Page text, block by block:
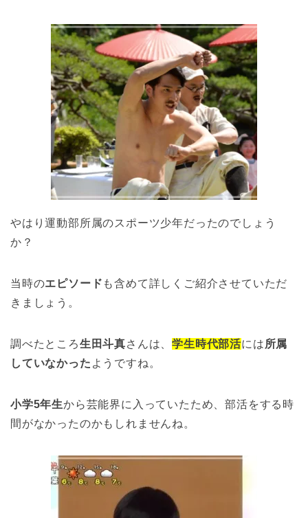
やはり運動部所属のスポーツ少年だったのでしょう
か？
当時のエピソード も含めて詳しくご紹介させていただ
きましょう。
調べたところ生田斗真さんは、学生時代部活には 所属
していなかった ようですね。
小学5年生から芸能界に入っていたため、部活をする時
間がなかったのかもしれませんね。